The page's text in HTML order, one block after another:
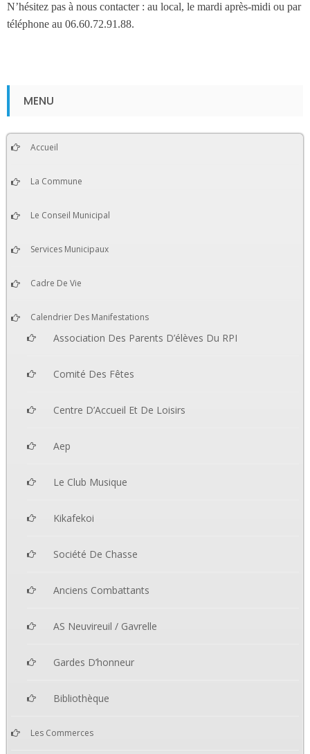
N’hésitez pas à nous contacter : au local, le mardi après-midi ou par
téléphone au 06.60.72.91.88.
MENU
Accueil
La Commune
Le Conseil Municipal
Services Municipaux
Cadre De Vie
Calendrier Des Manifestations
Association Des Parents D’élèves Du RPI
Comité Des Fêtes
Centre D’Accueil Et De Loisirs
Aep
Le Club Musique
Kikafekoi
Société De Chasse
Anciens Combattants
AS Neuvireuil / Gavrelle
Gardes D’honneur
Bibliothèque
Les Commerces